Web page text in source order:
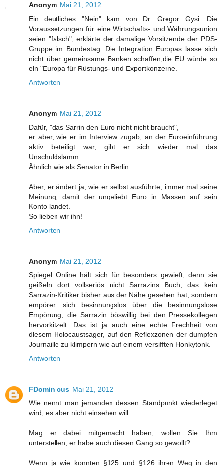
Anonym Mai 21, 2012
Ein deutliches "Nein" kam von Dr. Gregor Gysi: Die
Voraussetzungen für eine Wirtschafts- und Währungsunion
seien "falsch", erklärte der damalige Vorsitzende der PDS-
Gruppe im Bundestag. Die Integration Europas lasse sich
nicht über gemeinsame Banken schaffen,die EU würde so
ein "Europa für Rüstungs- und Exportkonzerne.
Antworten
Anonym Mai 21, 2012
Dafür, "das Sarrin den Euro nicht nicht braucht",
er aber, wie er im Interview zugab, an der Euroeinführung
aktiv beteiligt war, gibt er sich wieder mal das
Unschuldslamm.
Ähnlich wie als Senator in Berlin.
Aber, er ändert ja, wie er selbst ausführte, immer mal seine
Meinung, damit der ungeliebt Euro in Massen auf sein
Konto landet.
So lieben wir ihn!
Antworten
Anonym Mai 21, 2012
Spiegel Online hält sich für besonders gewieft, denn sie
geißeln dort vollseriös nicht Sarrazins Buch, das kein
Sarrazin-Kritiker bisher aus der Nähe gesehen hat, sondern
empören sich besinnungslos über die besinnungslose
Empörung, die Sarrazin böswillig bei den Pressekollegen
hervorkitzelt. Das ist ja auch eine echte Frechheit von
diesem Holocaustsager, auf den Reflexzonen der dumpfen
Journaille zu klimpern wie auf einem versifften Honkytonk.
Antworten
FDominicus Mai 21, 2012
Wie nennt man jemanden dessen Standpunkt wiederleget
wird, es aber nicht einsehen will.
Mag er dabei mitgemacht haben, wollen Sie Ihm
unterstellen, er habe auch diesen Gang so gewollt?
Wenn ja wie konnten §125 und §126 ihren Weg in den